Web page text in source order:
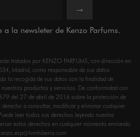
→
la newsleter de Kenzo Parfums.
tratados por KENZO PARFUMS, con dirección en
Madrid, como responsable de sus datos
la recogida de sus datos con la finalidad de
productos y servicios. De conformidad con
del 27 de abril de 2016 sobre la protección de
derecho a consultar, modificar y eliminar cualquier
leer todos sus derechos leyendo nuestra
estos derechos en cualquier momento enviando